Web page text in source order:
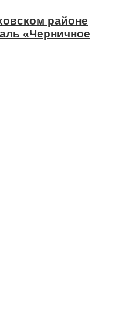
районе
«Черничное